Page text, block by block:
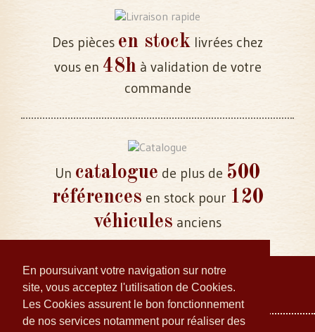
En poursuivant votre navigation sur notre
site, vous acceptez l'utilisation de Cookies.
Les Cookies assurent le bon fonctionnement
de nos services notamment pour réaliser des
Des pièces en stock livrées chez
vous en 48h à validation de votre
commande
Un catalogue de plus de 500
références en stock pour 120
véhicules anciens